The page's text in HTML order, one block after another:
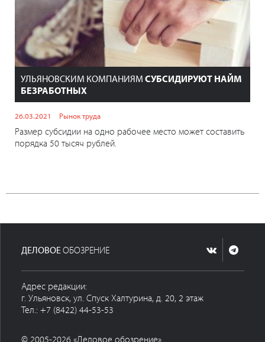
УЛЬЯНОВСКИМ КОМПАНИЯМ СУБСИДИРУЮТ НАЙМ
БЕЗРАБОТНЫХ
26.03.2021 Рынок труда
Размер субсидии на одно рабочее место может составить
порядка 50 тысяч рублей.
ДЕЛОВОЕ ОБОЗРЕНИЕ
Адрес редакции:
г. Ульяновск, ул. Спуск Халтурина, д. 20, 2 этаж
Тел.: +7 (8422) 44-53-53
© 2005-2026 «Деловое обозрение»